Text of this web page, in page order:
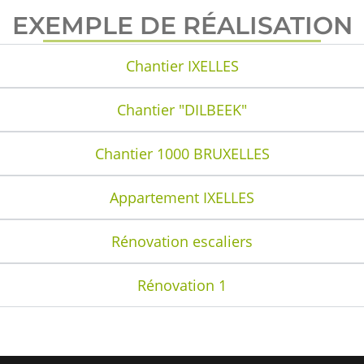
EXEMPLE DE RÉALISATION
Chantier IXELLES
Chantier "DILBEEK"
Chantier 1000 BRUXELLES
Appartement IXELLES
Rénovation escaliers
Rénovation 1